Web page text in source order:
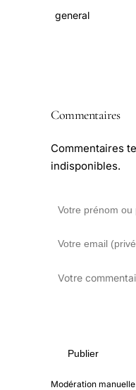
general
Commentaires
Commentaires
indisponibles.
Publier
Modération